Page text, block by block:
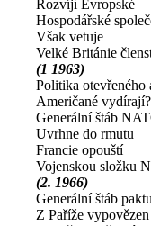
Rozvíjí Evropské
Hospodářské
Však vetuje
Velké Británie
(1 1963)
Politika otevřeného
Američané vydírají?
Generální štáb
Uvrhne do rmutu
Francie opouští
Vojenskou složku
(2. 1966)
Generální štáb paktu
Z Paříže vypovězen